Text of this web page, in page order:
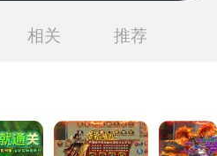
相关 推荐